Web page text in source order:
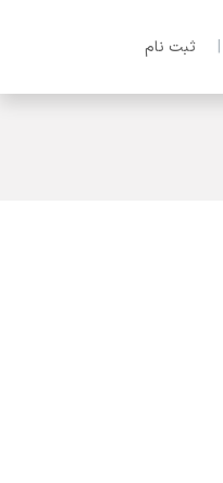
| ثبت نام